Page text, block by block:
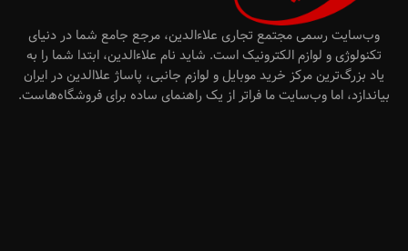
وب‌سایت رسمی مجتمع تجاری علاءالدین، مرجع جامع شما در دنیای
تکنولوژی و لوازم الکترونیک است. شاید نام علاءالدین، ابتدا شما را به
یاد بزرگ‌ترین مرکز خرید موبایل و لوازم جانبی، پاساژ علاالدین در ایران
بیاندازد، اما وب‌سایت ما فراتر از یک راهنمای ساده برای فروشگاه‌هاست.